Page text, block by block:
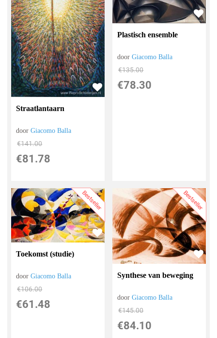
Straatlantaarn
doorGiacomo Balla
€141.00
€81.78
Plastisch ensemble
doorGiacomo Balla
€135.00
€78.30
Bestseller
Toekomst (studie)
doorGiacomo Balla
€106.00
€61.48
Bestseller
Synthese van beweging
doorGiacomo Balla
€145.00
€84.10